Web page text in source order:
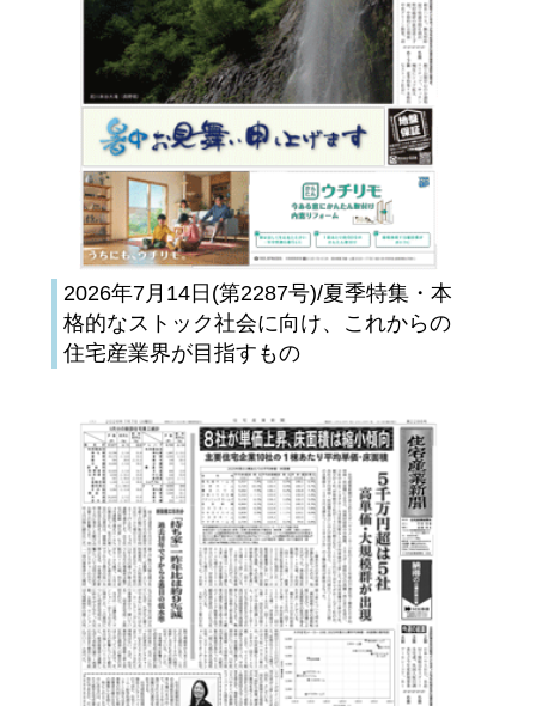
2026年7月14日(第2287号)/夏季特集・本
格的なストック社会に向け、これからの
住宅産業界が目指すもの